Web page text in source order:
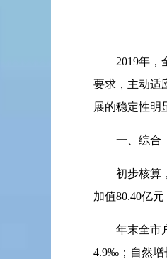
2019年，
要求，主动适
展的稳定性明
一、综合
初步核算，
加值80.40亿元
年末全市
4.9‰；自然增